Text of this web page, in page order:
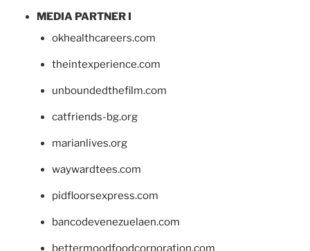
MEDIA PARTNER I
okhealthcareers.com
theintexperience.com
unboundedthefilm.com
catfriends-bg.org
marianlives.org
waywardtees.com
pidfloorsexpress.com
bancodevenezuelaen.com
bettermoodfoodcorporation.com